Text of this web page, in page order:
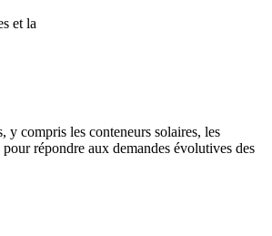
et la
y compris les conteneurs solaires, les
répondre aux demandes évolutives des